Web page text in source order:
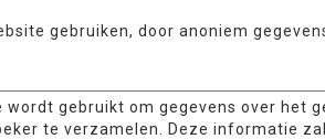
gebruiken, door anoniem
wordt gebruikt om gegevens over het
te verzamelen. Deze informatie